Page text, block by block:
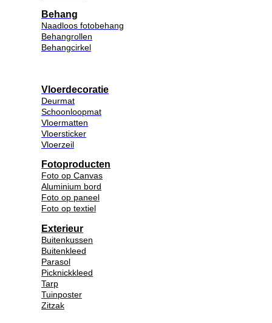
Behang
Naadloos fotobehang
Behangrollen
Behangcirkel
Vloerdecoratie
Deurmat
Schoonloopmat
Vloermatten
Vloersticker
Vloerzeil
Fotoproducten
Foto op Canvas
Aluminium bord
Foto op paneel
Foto op textiel
Exterieur
Buitenkussen
Buitenkleed
Parasol
Picknickkleed
Tarp
Tuinposter
Zitzak